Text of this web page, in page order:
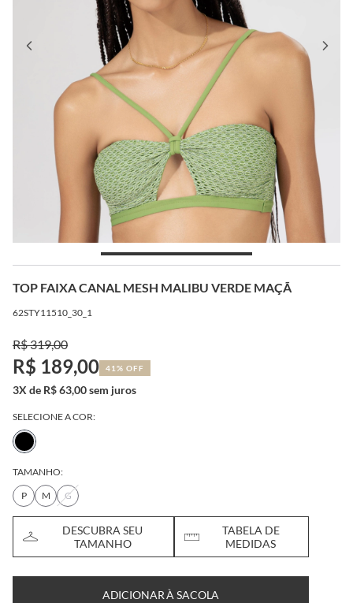
TOP FAIXA CANAL MESH MALIBU VERDE MAÇÃ
62STY11510_30_1
R$ 319,00
R$ 189,00 41% OFF
3X de R$ 63,00 sem juros
SELECIONE A COR:
TAMANHO:
P
M G
DESCUBRA SEU
TAMANHO
TABELA DE
MEDIDAS
ADICIONAR À SACOLA